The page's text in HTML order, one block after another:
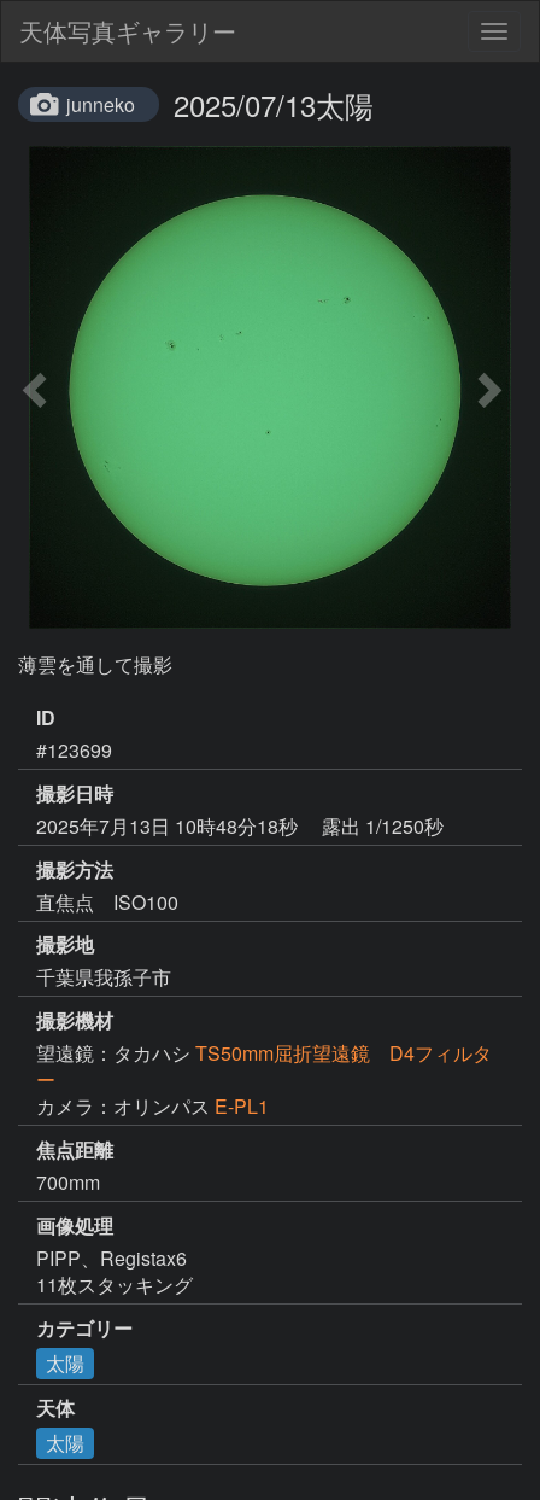
天体写真ギャラリー
junneko 2025/07/13太陽
薄雲を通して撮影
ID
#123699
撮影日時
2025年7月13日 10時48分18秒
露出 1/1250秒
撮影方法
直焦点 ISO100
撮影地
千葉県我孫子市
撮影機材
望遠鏡：タカハシ TS50mm屈折望遠鏡 D4フィルタ
ー
カメラ：オリンパス E-PL1
焦点距離
700mm
画像処理
PIPP、Registax6
11枚スタッキング
カテゴリー
太陽
天体
太陽